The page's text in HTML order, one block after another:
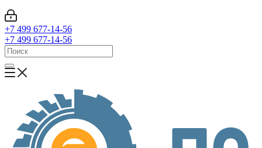
+7 499 677-14-56
+7 499 677-14-56